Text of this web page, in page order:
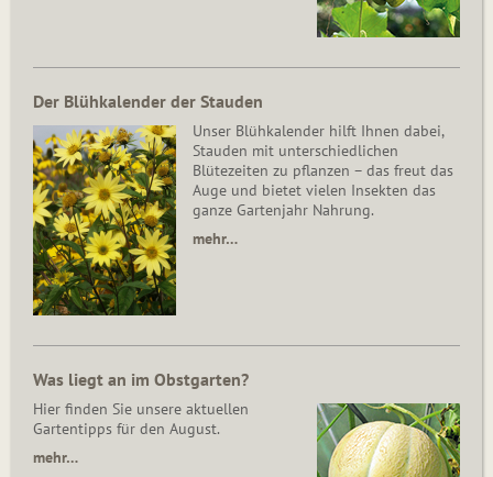
Der Blühkalender der Stauden
Unser Blühkalender hilft Ihnen dabei,
Stauden mit unterschiedlichen
Blütezeiten zu pflanzen – das freut das
Auge und bietet vielen Insekten das
ganze Gartenjahr Nahrung.
mehr…
Was liegt an im Obstgarten?
Hier finden Sie unsere aktuellen
Gartentipps für den August.
mehr…